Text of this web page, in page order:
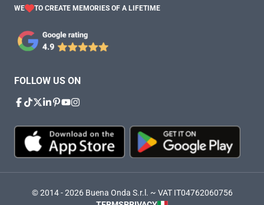
WE TO CREATE MEMORIES OF A LIFETIME
FOLLOW US ON
© 2014 - 2026 Buena Onda S.r.l. ~ VAT IT04762060756